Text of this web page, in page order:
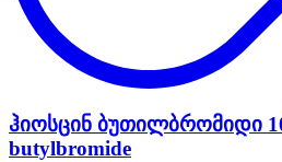
ჰიოსცინ ბუთილბრომიდი
butylbromide